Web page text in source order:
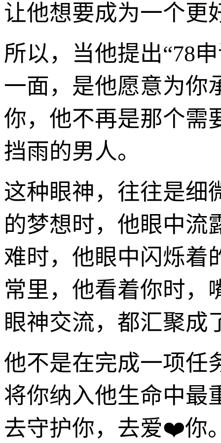
让他想要成为一个更
所以，当他提出“78
一面，是他愿意为你
你，他不再是那个需
挡雨的男人。
这种眼神，往往是细
的梦想时，他眼中流
难时，他眼中闪烁着
常里，他看着你时，
眼神交流，都汇聚成
他不是在完成一项任
将你纳入他生命中最
去守护你，去爱❤️你